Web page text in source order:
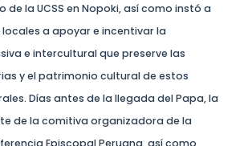
de la UCSS en Nopoki, así como instó a
a apoyar e incentivar la
e intercultural que preserve las
y el patrimonio cultural de estos
Días antes de la llegada del Papa, la
de la comitiva organizadora de la
Episcopal Peruana, así como